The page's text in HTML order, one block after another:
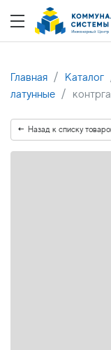
Главная Каталог
латунные
Назад к списку